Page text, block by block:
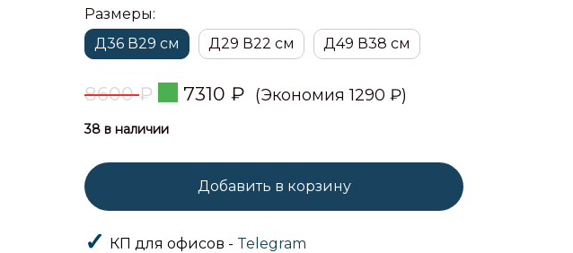
Размеры:
Д36 В29 см
Д29 В22 см Д49 В38 см
8600₽ 7310 ₽ (Экономия 1290 ₽)
38 в наличии
Добавить в корзину
КП для офисов - Telegram